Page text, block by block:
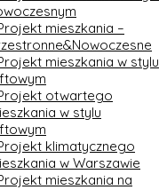
mieszkania –
mieszkania w stylu
otwartego
w stylu
klimatycznego
w Warszawie
mieszkania na